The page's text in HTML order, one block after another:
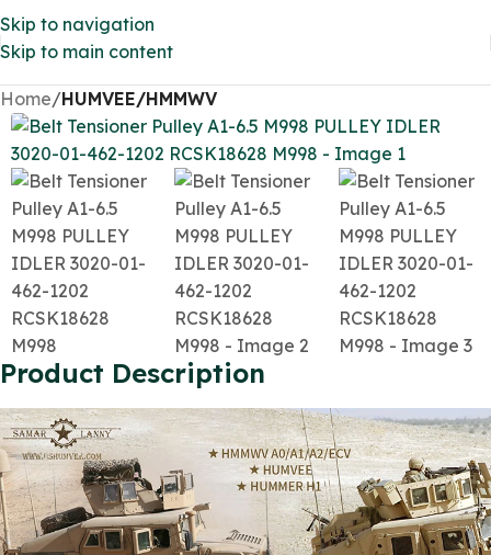
Skip to navigation
Skip to main content
Home HUMVEE/HMMWV
Product Description